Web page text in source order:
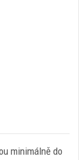
minimálně do